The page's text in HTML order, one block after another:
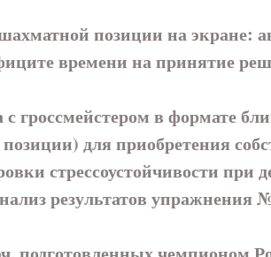
позиции на экране:
времени на принятие
в формате
позиции) для приобретения
стрессоустойчивости
результатов упражнения